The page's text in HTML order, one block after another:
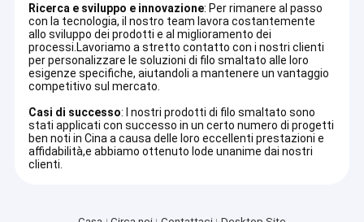
Ricerca e sviluppo e innovazione: Per rimanere al passo
con la tecnologia, il nostro team lavora costantemente
allo sviluppo dei prodotti e al miglioramento dei
processi.Lavoriamo a stretto contatto con i nostri clienti
per personalizzare le soluzioni di filo smaltato alle loro
esigenze specifiche, aiutandoli a mantenere un vantaggio
competitivo sul mercato.
Casi di successo: I nostri prodotti di filo smaltato sono
stati applicati con successo in un certo numero di progetti
ben noti in Cina a causa delle loro eccellenti prestazioni e
affidabilità,e abbiamo ottenuto lode unanime dai nostri
clienti.